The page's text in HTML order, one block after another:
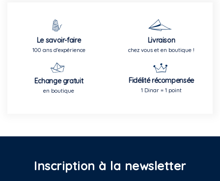
Le savoir-faire
100 ans d'expérience
Livraison
chez vous et en boutique !
Echange gratuit
en boutique
Fidélité récompensée
1 Dinar = 1 point
Inscription à la newsletter